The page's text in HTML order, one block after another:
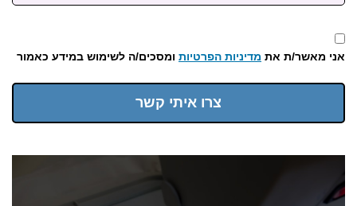
אני מאשר/ת את מדיניות הפרטיות ומסכים/ה לשימוש במידע כאמור
צרו איתי קשר